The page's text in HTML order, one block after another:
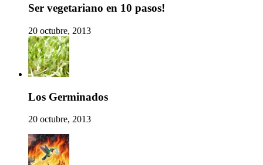
Ser vegetariano en 10 pasos!
20 octubre, 2013
Los Germinados
20 octubre, 2013